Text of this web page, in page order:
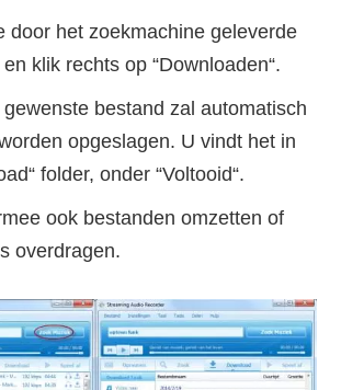
door het zoekmachine geleverde
klik rechts op “Downloaden“.
bestand zal automatisch
opgeslagen. U vindt het in
folder, onder “Voltooid“.
ook bestanden omzetten of
overdragen.